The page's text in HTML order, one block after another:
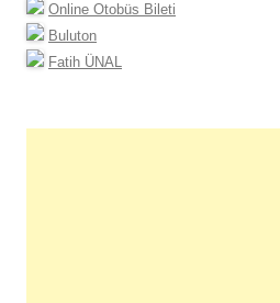
Online Otobüs Bileti
Buluton
Fatih ÜNAL